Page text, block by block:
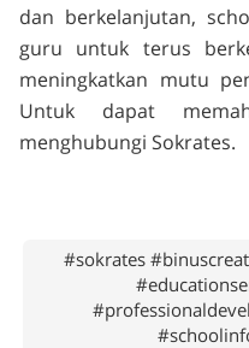
dan berkelanjutan,
guru untuk terus
meningkatkan mutu
Untuk dapat
menghubungi Sokrates.
#sokrates